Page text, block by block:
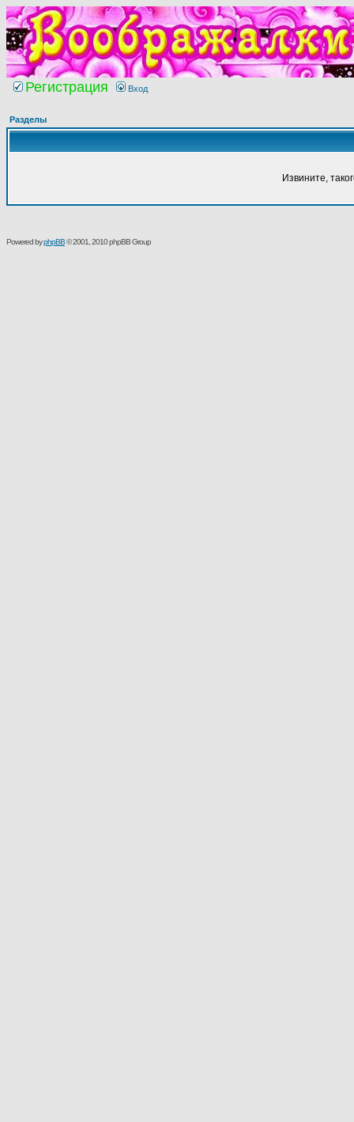
Регистрация Вход
Разделы
Извините,
Powered byphpBB© 2001, 2010 phpBB Group